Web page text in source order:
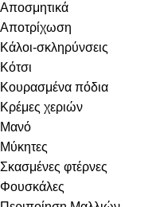
Αποσμητικά
Αποτρίχωση
Κάλοι-σκληρύνσεις
Κότσι
Κουρασμένα πόδια
Κρέμες χεριών
Μανό
Μύκητες
Σκασμένες φτέρνες
Φουσκάλες